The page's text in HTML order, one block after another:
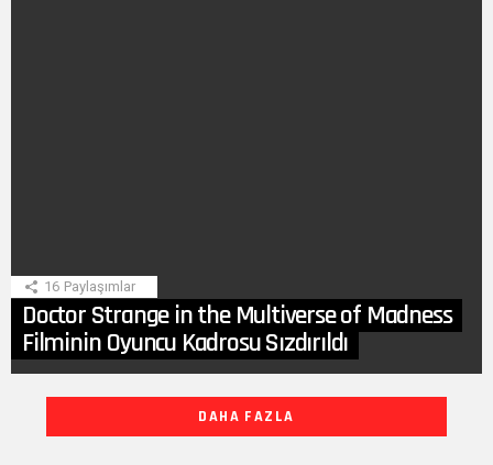
16 Paylaşımlar
Doctor Strange in the Multiverse of Madness
Filminin Oyuncu Kadrosu Sızdırıldı
DAHA FAZLA